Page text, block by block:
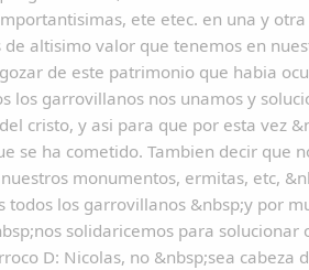
ete etec. en una y
altisimo valor que tenemos en
de este patrimonio que habia
garrovillanos nos unamos y
cristo, y asi para que por esta vez
se ha cometido. Tambien decir que
monumentos, ermitas, etc,
los garrovillanos &nbsp;y por
solidaricemos para
D: Nicolas, no &nbsp;sea cabeza